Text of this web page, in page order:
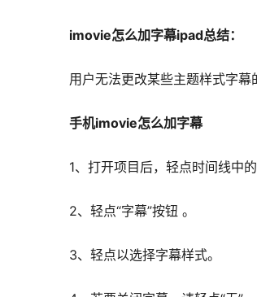
imovie怎么加字幕ipad总结：
用户无法更改某些主题样式字幕
手机imovie怎么加字幕
1、打开项目后，轻点时间线中
2、轻点“字幕”按钮 。
3、轻点以选择字幕样式。